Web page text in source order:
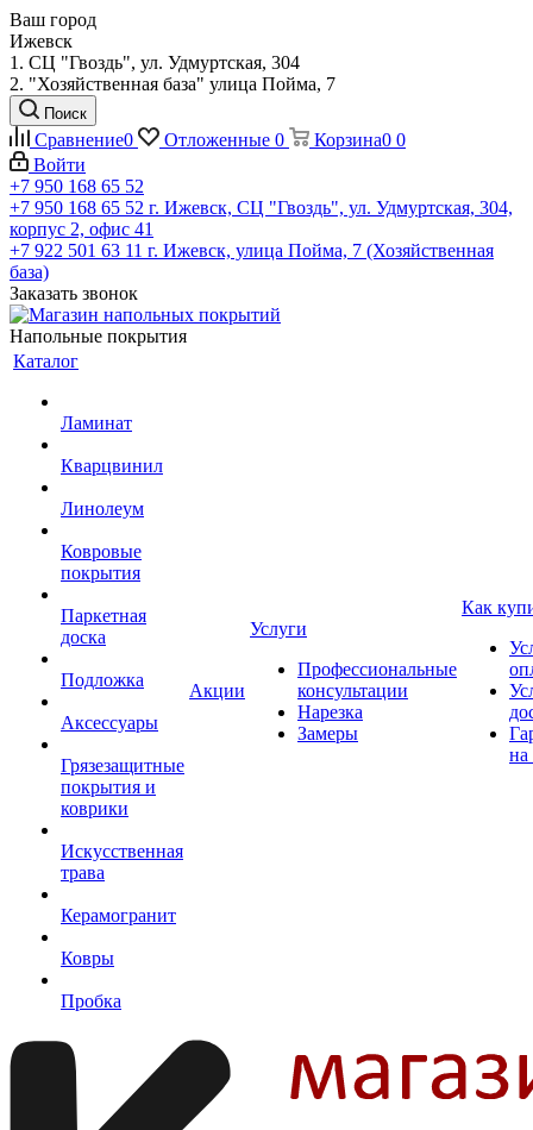
Ваш город
Ижевск
1. СЦ "Гвоздь", ул. Удмуртская, 304
2. "Хозяйственная база" улица Пойма, 7
Поиск
Сравнение0 Отложенные 0 Корзина0 0
Войти
+7 950 168 65 52
+7 950 168 65 52 г. Ижевск, СЦ "Гвоздь", ул. Удмуртская, 304,
корпус 2, офис 41
+7 922 501 63 11 г. Ижевск, улица Пойма, 7 (Хозяйственная
база)
Заказать звонок
Напольные покрытия
Каталог
Ламинат
Кварцвинил
Линолеум
Ковровые
покрытия
Паркетная
доска
Подложка
Аксессуары
Грязезащитные
покрытия и
коврики
Искусственная
трава
Керамогранит
Ковры
Пробка
Акции
Услуги
Профессиональные
консультации
Нарезка
Замеры
Как
на